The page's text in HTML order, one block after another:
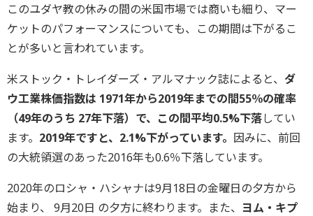
このユダヤ教の休みの間の米国市場では商いも細り、マー
ケットのパフォーマンスについても、この期間は下がるこ
とが多いと言われています。
米ストック・トレイダーズ・アルマナック誌によると、 ダ
ウ工業株価指数は 1971年から2019年までの間55％の確率
（49年のうち 27年下落）で、この間平均0.5%下落してい
ます。 2019年ですと、2.1%下がっています。 因みに、前回
の大統領選のあった2016年も0.6％下落しています。
2020年のロシャ・ハシャナは9月18日の金曜日の夕方から
始まり、 9月20日 の夕方に終わります。また、 ヨム・キプ